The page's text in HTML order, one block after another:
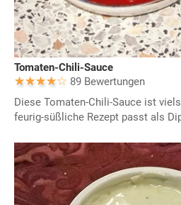
Tomaten-Chili-Sauce
89 Bewertungen
Diese Tomaten-Chili-Sauce ist
feurig-süßliche Rezept passt als